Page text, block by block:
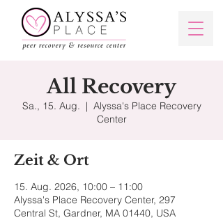
All Recovery
Sa., 15. Aug.
  |
Alyssa's Place Recovery
Center
Zeit & Ort
15. Aug. 2026, 10:00 – 11:00
Alyssa's Place Recovery Center, 297
Central St, Gardner, MA 01440, USA